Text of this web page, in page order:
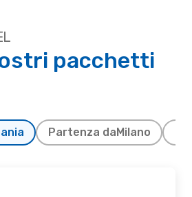
pacchetti
Partenza da Milano